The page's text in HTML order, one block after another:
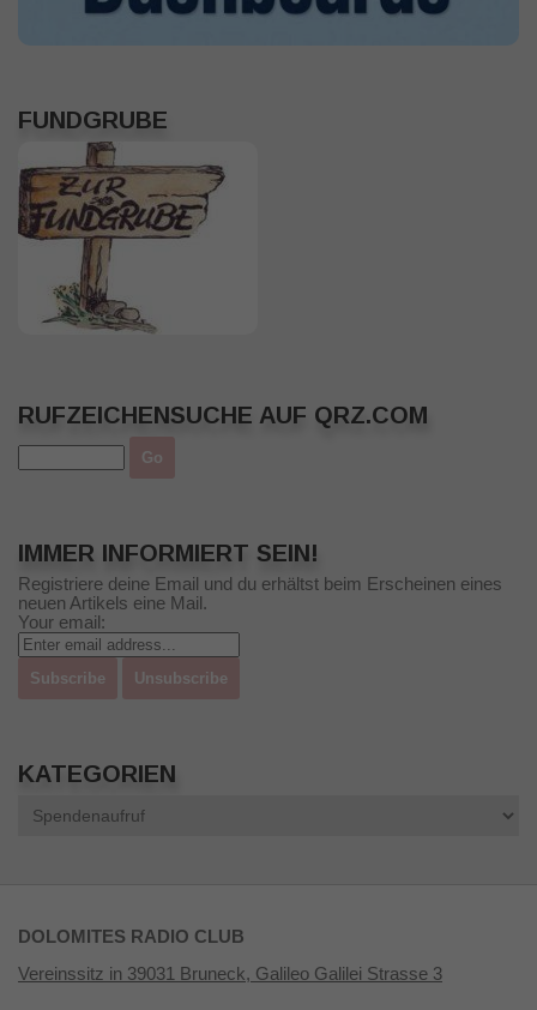
FUNDGRUBE
RUFZEICHENSUCHE AUF QRZ.COM
IMMER INFORMIERT SEIN!
Registriere deine Email und du erhältst beim Erscheinen eines
neuen Artikels eine Mail.
Your email:
KATEGORIEN
DOLOMITES RADIO CLUB
Vereinssitz in 39031 Bruneck, Galileo Galilei Strasse 3